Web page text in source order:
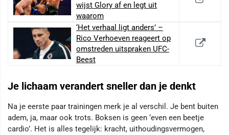
wijst Glory af en legt uit
waarom
‘Het verhaal ligt anders’ –
Rico Verhoeven reageert op
omstreden uitspraken UFC-
Beest
Je lichaam verandert sneller dan je denkt
Na je eerste paar trainingen merk je al verschil. Je bent buiten
adem, ja, maar ook trots. Boksen is geen ‘even een beetje
cardio’. Het is alles tegelijk: kracht, uithoudingsvermogen,